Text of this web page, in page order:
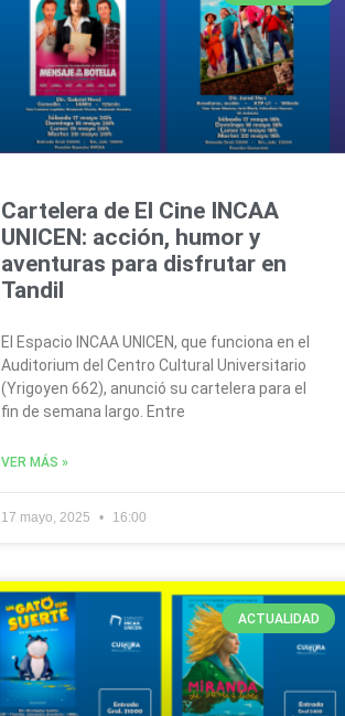
Cartelera de El Cine INCAA
UNICEN: acción, humor y
aventuras para disfrutar en
Tandil
El Espacio INCAA UNICEN, que funciona en el
Auditorium del Centro Cultural Universitario
(Yrigoyen 662), anunció su cartelera para el
fin de semana largo. Entre
VER MÁS »
17 mayo, 2025 16:00
ACTUALIDAD